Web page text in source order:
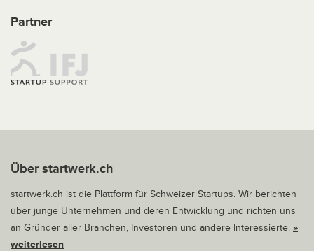
Partner
Über startwerk.ch
startwerk.ch ist die Plattform für Schweizer Startups. Wir berichten
über junge Unternehmen und deren Entwicklung und richten uns
an Gründer aller Branchen, Investoren und andere Interessierte. »
weiterlesen